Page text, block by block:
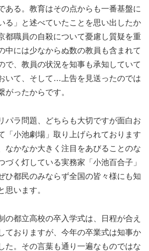
ある。教育はその点からも一番基盤に
る」と述べていたことを思い出したか
都職員の自殺について憂慮し質疑を重
中には少なからぬ数の教員も含まれて
で、教員の状況を知事も承知していて
いて、そして…上告を見送ったのでは
ったからです。
パラ問題、どちらも大切ですが面白お
「小池劇場」取り上げられております
なかなか大きく注目をあびることのな
づく灯している実務家「小池百合子」
ひ都民のみならず全国の皆々様にも知
思います。
の都立高校の卒入学式は、日程が合え
ておりますが、今年の卒業式は知事か
た。その言葉も通り一遍なものではな